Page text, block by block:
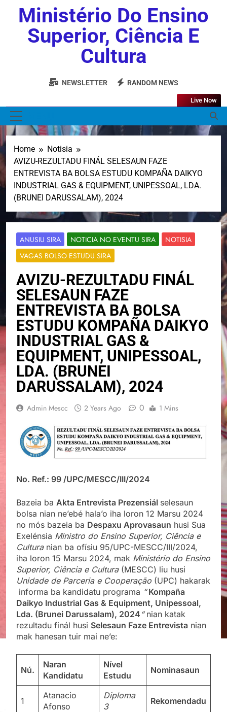
Ministério Do Ensino
Superior, Ciência E
Cultura
NEWSLETTER RANDOM NEWS
Live Now
Home
Notisia
AVIZU-REZULTADU FINÁL SELESAUN FAZE
ENTREVISTA BA BOLSA ESTUDU KOMPAÑA DAIKYO
INDUSTRIAL GAS & EQUIPMENT, UNIPESSOAL, LDA.
(BRUNEI DARUSSALAM), 2024
ANUSIU SIRA NOTICIA NO EVENTU SIRA
NOTISIA
VAGAS BOLSO ESTUDU SIRA
AVIZU-REZULTADU FINÁL
SELESAUN FAZE
ENTREVISTA BA BOLSA
ESTUDU KOMPAÑA DAIKYO
INDUSTRIAL GAS &
EQUIPMENT, UNIPESSOAL,
LDA. (BRUNEI
DARUSSALAM), 2024
Admin Mescc 2 Years Ago 0 1 Mins
No. Ref.: 99 /UPC/MESCC/III/2024
Bazeia ba Akta Entrevista Prezensiál selesaun
bolsa nian ne’ebé hala’o iha loron 12 Marsu 2024
no mós bazeia ba Despaxu Aprovasaun husi Sua
Exelénsia Ministro do Ensino Superior, Ciência e
Culturanian ba ofísiu 95/UPC-MESCC/III/2024,
iha loron 15 Marsu 2024, mak Ministério do Ensino
Superior, Ciência e Cultura(MESCC) liu husi
Unidade de Parceria e Cooperação (UPC) hakarak
informa ba kandidatu programa “Kompaña
Daikyo Industrial Gas & Equipment, Unipessoal,
Lda. (Brunei Darussalam), 2024 “nian katak
rezultadu finál husi Selesaun Faze Entrevista nian
mak hanesan tuir mai ne’e:
Nú.
Naran
Kandidatu
Nível
Estudu
Nominasaun
1
Atanacio
Afonso
Diploma
3
Rekomendadu